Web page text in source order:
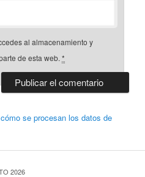
al almacenamiento y
de esta web.*
se procesan los datos de
2026